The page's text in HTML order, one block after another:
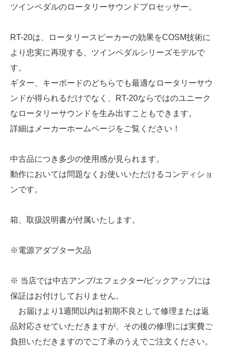
ツインペダルのロータリーサウンドプロセッサー。
RT-20は、ロータリースピーカーの効果をCOSM技術に
より忠実に再現する、ツインペダルシリーズモデルで
す。
ギター、キーボードのどちらでも最適なロータリーサウ
ンドが得られるだけでなく、RT-20ならではのユニーク
なロータリーサウンドを生み出すこともできます。
詳細は メーカーホームページをご覧ください！
中古品につき多少の使用感が見られます。
動作においては問題なくお使いいただけるコンディショ
ンです。
箱、取扱説明書が付属いたします。
※電源アダプター欠品
※ 当店では中古アンプ/エフェクター/ピックアップには
保証はお付けしておりません。
お届けより1週間以内は初期不良として修理または返
品対応させていただきますが、その後の修理には実費ご
負担いただきますのでご了承のうえでご注文ください。